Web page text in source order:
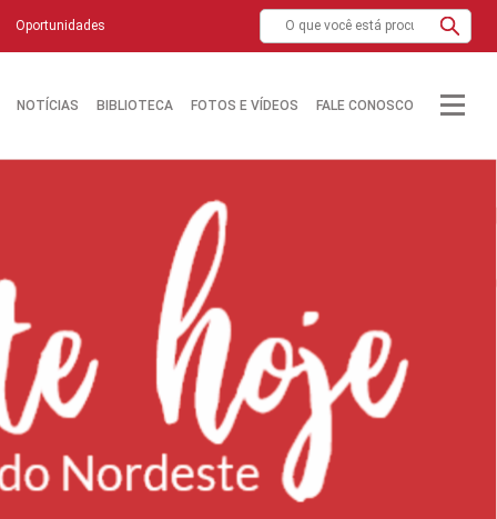
Oportunidades
NOTÍCIAS BIBLIOTECA FOTOS E VÍDEOS FALE CONOSCO